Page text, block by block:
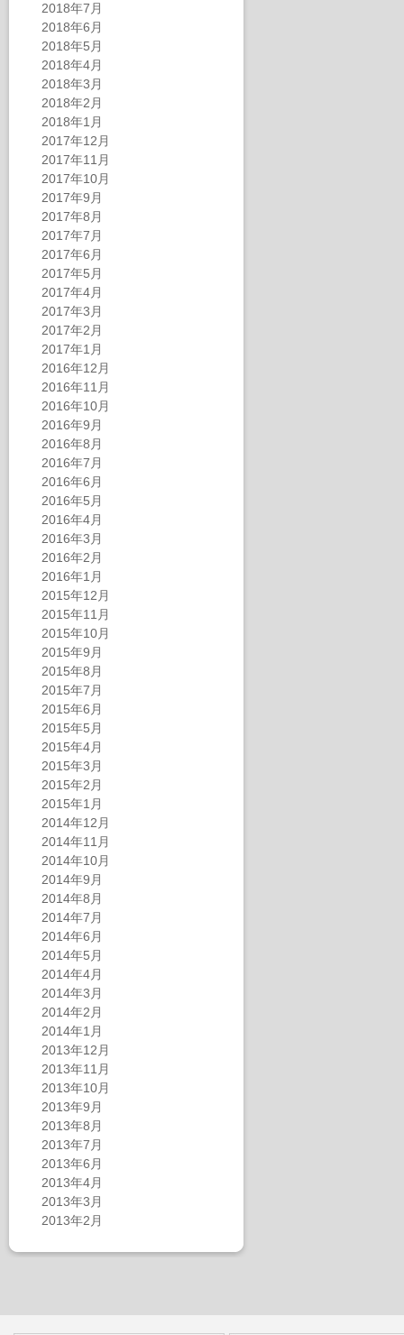
2018年7月
2018年6月
2018年5月
2018年4月
2018年3月
2018年2月
2018年1月
2017年12月
2017年11月
2017年10月
2017年9月
2017年8月
2017年7月
2017年6月
2017年5月
2017年4月
2017年3月
2017年2月
2017年1月
2016年12月
2016年11月
2016年10月
2016年9月
2016年8月
2016年7月
2016年6月
2016年5月
2016年4月
2016年3月
2016年2月
2016年1月
2015年12月
2015年11月
2015年10月
2015年9月
2015年8月
2015年7月
2015年6月
2015年5月
2015年4月
2015年3月
2015年2月
2015年1月
2014年12月
2014年11月
2014年10月
2014年9月
2014年8月
2014年7月
2014年6月
2014年5月
2014年4月
2014年3月
2014年2月
2014年1月
2013年12月
2013年11月
2013年10月
2013年9月
2013年8月
2013年7月
2013年6月
2013年4月
2013年3月
2013年2月